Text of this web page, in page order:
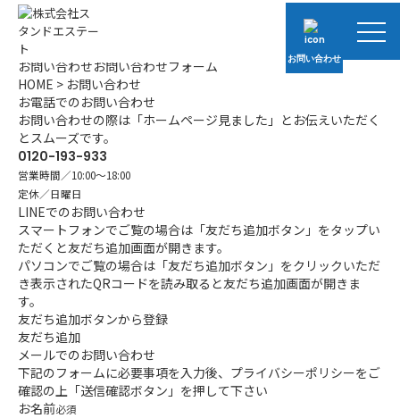
土地の売却
収益物件の売却
相続物件の売却
お問い合わせ
お問い合わせお問い合わせフォーム
HOME > お問い合わせ
お電話でのお問い合わせ
お問い合わせの際は「ホームページ見ました」とお伝えいただく
とスムーズです。
0120-193-933
営業時間／10:00～18:00
定休／日曜日
LINEでのお問い合わせ
スマートフォンでご覧の場合は「友だち追加ボタン」をタップい
ただくと友だち追加画面が開きます。
パソコンでご覧の場合は「友だち追加ボタン」をクリックいただ
き表示されたQRコードを読み取ると友だち追加画面が開きま
す。
友だち追加ボタンから登録
友だち追加
メールでのお問い合わせ
下記のフォームに必要事項を入力後、プライバシーポリシーをご
確認の上「送信確認ボタン」を押して下さい
お名前必須